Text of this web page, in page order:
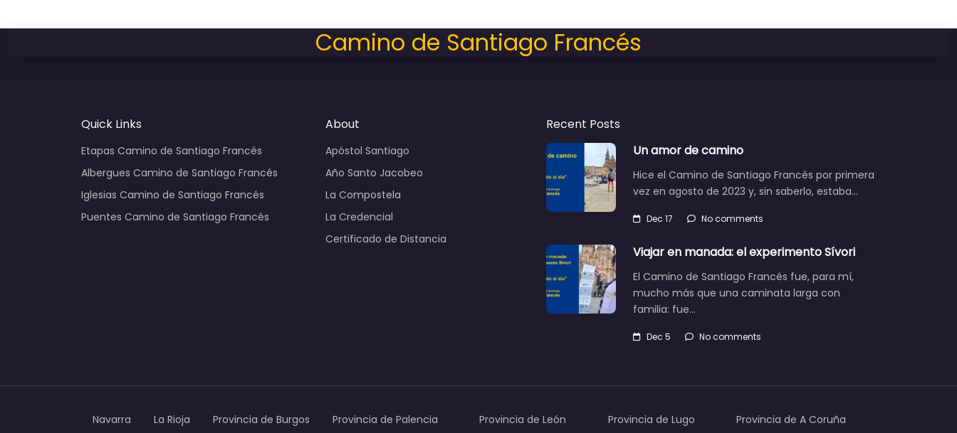
Camino de Santiago Francés
Quick Links
Etapas Camino de Santiago Francés
Albergues Camino de Santiago Francés
Iglesias Camino de Santiago Francés
Puentes Camino de Santiago Francés
About
Apóstol Santiago
Año Santo Jacobeo
La Compostela
La Credencial
Certificado de Distancia
Recent Posts
Un amor de camino
Hice el Camino de Santiago Francés por primera
vez en agosto de 2023 y, sin saberlo, estaba…
Dec 17 No comments
Viajar en manada: el experimento Sívori
El Camino de Santiago Francés fue, para mí,
mucho más que una caminata larga con
familia: fue…
Dec 5 No comments
Navarra La Rioja Provincia de Burgos Provincia de Palencia Provincia de León Provincia de Lugo Provincia de A Coruña